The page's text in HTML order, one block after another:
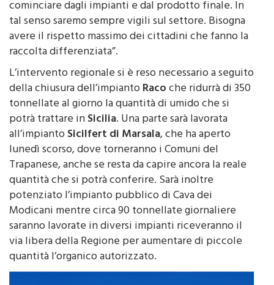
normativa da parte di tutti i soggetti coinvolti, a
cominciare dagli impianti e dal prodotto finale. In
tal senso saremo sempre vigili sul settore. Bisogna
avere il rispetto massimo dei cittadini che fanno la
raccolta differenziata”.
L’intervento regionale si è reso necessario a seguito
della chiusura dell’impiantoRacoche ridurrà di 350
tonnellate al giorno la quantità di umido che si
potrà trattare inSicilia. Una parte sarà lavorata
all’impiantoSicilfert di Marsala, che ha aperto
lunedì scorso, dove torneranno i Comuni del
Trapanese, anche se resta da capire ancora la reale
quantità che si potrà conferire. Sarà inoltre
potenziato l’impianto pubblico di Cava dei
Modicani mentre circa 90 tonnellate giornaliere
saranno lavorate in diversi impianti riceveranno il
via libera della Regione per aumentare di piccole
quantità l’organico autorizzato.